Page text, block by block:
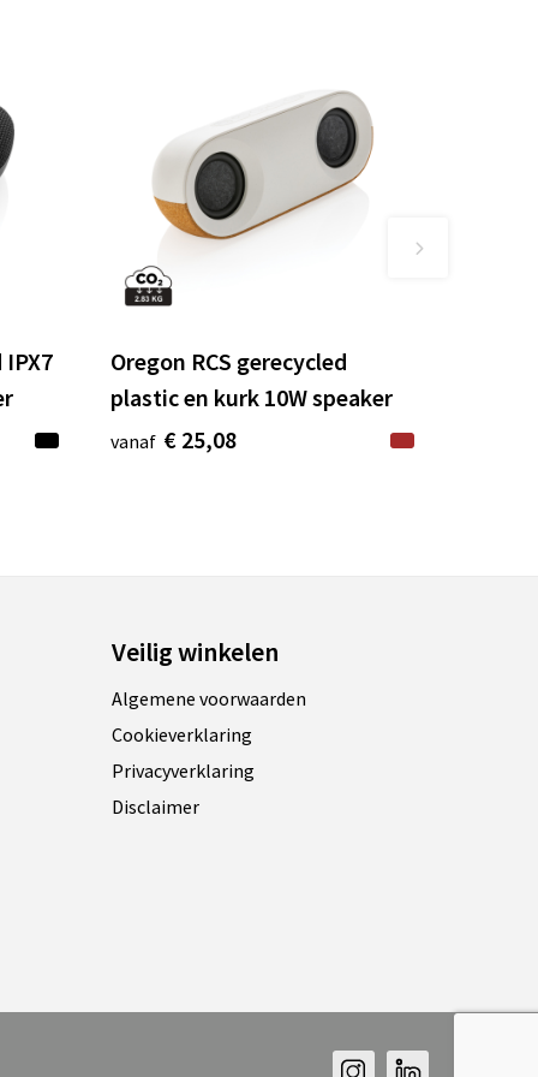
Oregon RCS gerecycled
plastic en kurk 10W speaker
vanaf € 25,08
Veilig winkelen
Algemene voorwaarden
Cookieverklaring
Privacyverklaring
Disclaimer